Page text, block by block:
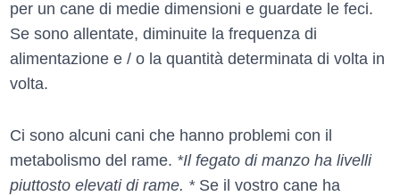
per un cane di medie dimensioni e guardate le feci.
Se sono allentate, diminuite la frequenza di
alimentazione e / o la quantità determinata di volta in
volta.
Ci sono alcuni cani che hanno problemi con il
metabolismo del rame. *Il fegato di manzo ha livelli
piuttosto elevati di rame. *Se il vostro cane ha